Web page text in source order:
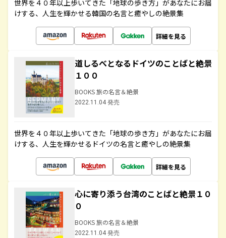
世界を４０年以上歩いてきた「地球の歩き方」があなたにお届
けする、人生を輝かせる韓国の名言と癒やしの絶景集
詳細を見る
道しるべとなるドイツのことばと絶景
１００
BOOKS 旅の名言＆絶景
2022.11.04 発売
世界を４０年以上歩いてきた「地球の歩き方」があなたにお届
けする、人生を輝かせるドイツの名言と癒やしの絶景集
詳細を見る
心に寄り添う台湾のことばと絶景１０
０
BOOKS 旅の名言＆絶景
2022.11.04 発売